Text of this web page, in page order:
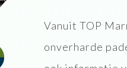
Vanuit TOP
onverharde